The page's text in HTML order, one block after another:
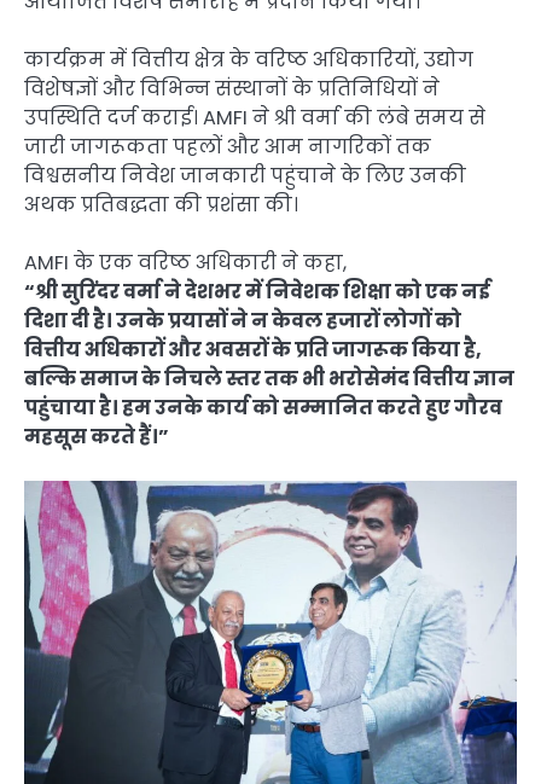
कार्यक्रम में वित्तीय क्षेत्र के वरिष्ठ अधिकारियों, उद्योग
विशेषज्ञों और विभिन्न संस्थानों के प्रतिनिधियों ने
उपस्थिति दर्ज कराई। AMFI ने श्री वर्मा की लंबे समय से
जारी जागरूकता पहलों और आम नागरिकों तक
विश्वसनीय निवेश जानकारी पहुंचाने के लिए उनकी
अथक प्रतिबद्धता की प्रशंसा की।
AMFI के एक वरिष्ठ अधिकारी ने कहा,
“श्री सुरिंदर वर्मा ने देशभर में निवेशक शिक्षा को एक नई
दिशा दी है। उनके प्रयासों ने न केवल हजारों लोगों को
वित्तीय अधिकारों और अवसरों के प्रति जागरूक किया है,
बल्कि समाज के निचले स्तर तक भी भरोसेमंद वित्तीय ज्ञान
पहुंचाया है। हम उनके कार्य को सम्मानित करते हुए गौरव
महसूस करते हैं।”